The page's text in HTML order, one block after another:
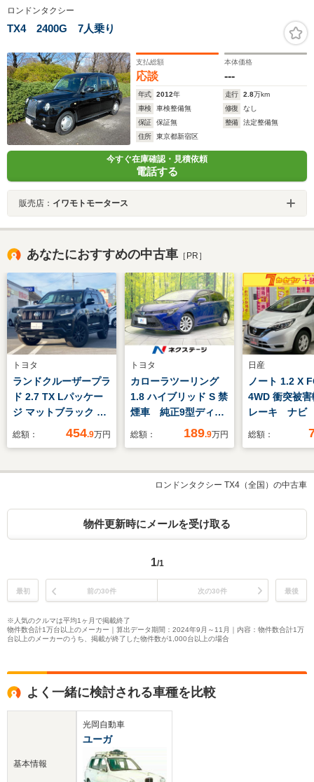
ロンドンタクシー
TX4 2400G 7人乗り
支払総額
応談
本体価格
---
年式 2012年 走行 2.8万km
車検
車検整備無 修復
なし
保証
保証無 整備
法定整備無
住所
東京都新宿区
今すぐ在庫確認・見積依頼
電話する
販売店： イワモトモータース
あなたにおすすめの中古車 ［PR］
トヨタ
ランドクルーザープラ
ド 2.7 TX Lパッケー
ジ マットブラック エ
ディション 4WD 徳島
ーフティーセンス/本
ルセグTV/Bluetooth
ト・フォグライト/純
正18インチAW
総額： 454.9万円
トヨタ
カローラツーリング
1.8 ハイブリッド S 禁
煙車 純正9型ディス
プレイオーディオ バ
ークルーズ ドラレ
コ コーナーセンサ
LEDヘッド ビルトイ
総額： 189.9万円
日産
ノート 1.2 X
4WD 衝突被
レーキ ナビ
カメラ ETC
納式ドアミラ
ュアルエア
総額：
ロンドンタクシー TX4（全国）の中古車
物件更新時にメールを受け取る
1/1
最初 前の30件 次の30件 最後
※人気のクルマは平均1ヶ月で掲載終了
物件数合計1万台以上のメーカー｜算出データ期間：2024年9月～11月｜内容：物件数合計1万
台以上のメーカーのうち、掲載が終了した物件数が1,000台以上の場合
よく一緒に検討される車種を比較
基本情報
光岡自動車
ユーガ